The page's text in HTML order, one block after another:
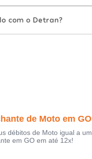
com o Detran?
de Moto em GO
débitos de Moto igual a um
em GO em até 12x!